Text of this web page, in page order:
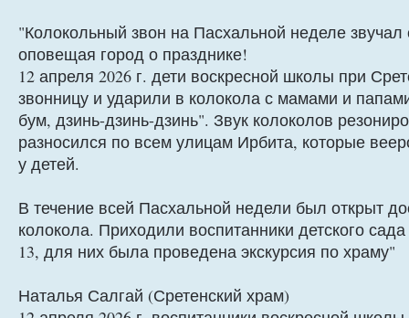
"Колокольный звон на Пасхальной неделе
оповещая город о празднике!
12 апреля 2026 г. дети воскресной школы при
звонницу и ударили в колокола с мамами и
бум, дзинь-дзинь-дзинь". Звук колоколов
разносился по всем улицам Ирбита, которые
у детей.
В течение всей Пасхальной недели был открыт
колокола. Приходили воспитанники детского
13, для них была проведена экскурсия по храму"
Наталья Салгай (Сретенский храм)